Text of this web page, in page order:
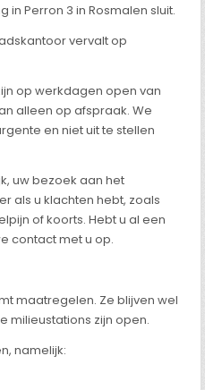
Perron 3 in Rosmalen sluit.
vervalt op
op werkdagen open van
alleen op afspraak. We
en niet uit te stellen
uw bezoek aan het
als u klachten hebt, zoals
of koorts. Hebt u al een
contact met u op.
maatregelen. Ze blijven wel
milieustations zijn open.
namelijk: